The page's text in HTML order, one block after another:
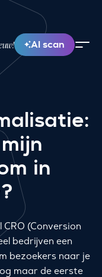
AI scan
in
(Conversion
bedrijven een
bezoekers naar je
maar de eerste